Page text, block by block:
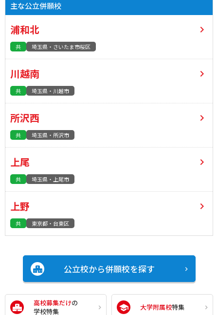
主な公立併願校
浦和北
共 埼玉県・さいたま市桜区
川越南
共 埼玉県・川越市
所沢西
共 埼玉県・所沢市
上尾
共 埼玉県・上尾市
上野
共 東京都・台東区
公立校から併願校を探す
高校募集だけの
学校特集
大学附属校特集